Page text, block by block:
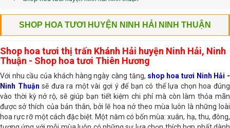
shop hoa tươi huyện ninh hải ninh thuận
SHOP HOA TƯƠI HUYỆN NINH HẢI NINH THUẬN
Shop hoa tươi thị trấn Khánh Hải huyện Ninh Hải, Ninh
Thuận - Shop hoa tươi Thiên Hương
Với nhu cầu của khách hàng ngày càng tăng,
shop hoa tươi Ninh Hải -
Ninh Thuận
sẽ đưa ra một vài gợi ý để bạn có thể lựa chọn hoa đúng
vào thời kỳ nở rộ, sẽ giúp bạn tiết kiệm chi phí mà còn làm thỏa mãn
được sở thích của bản thân, bởi lẽ hoa nở theo mùa luôn là những loài
hoa rực rỡ một cách đặc biệt. Một năm có bốn mùa: xuân, hạ, thu, đông,